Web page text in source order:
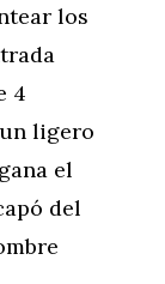
los
4
ligero
el
del